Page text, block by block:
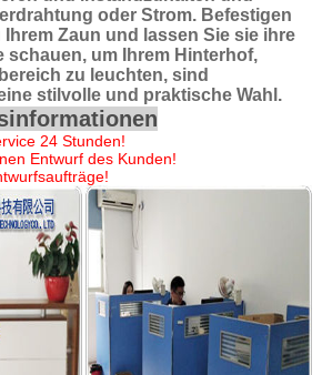
oder Strom. Befestigen
Zaun und lassen Sie sie ihre
schauen, um Ihrem Hinterhof,
zu leuchten, sind
stilvolle und praktische Wahl.
24 Stunden!
Entwurf des Kunden!